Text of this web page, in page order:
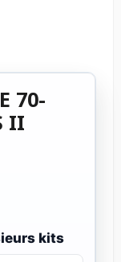
70-
II
kits